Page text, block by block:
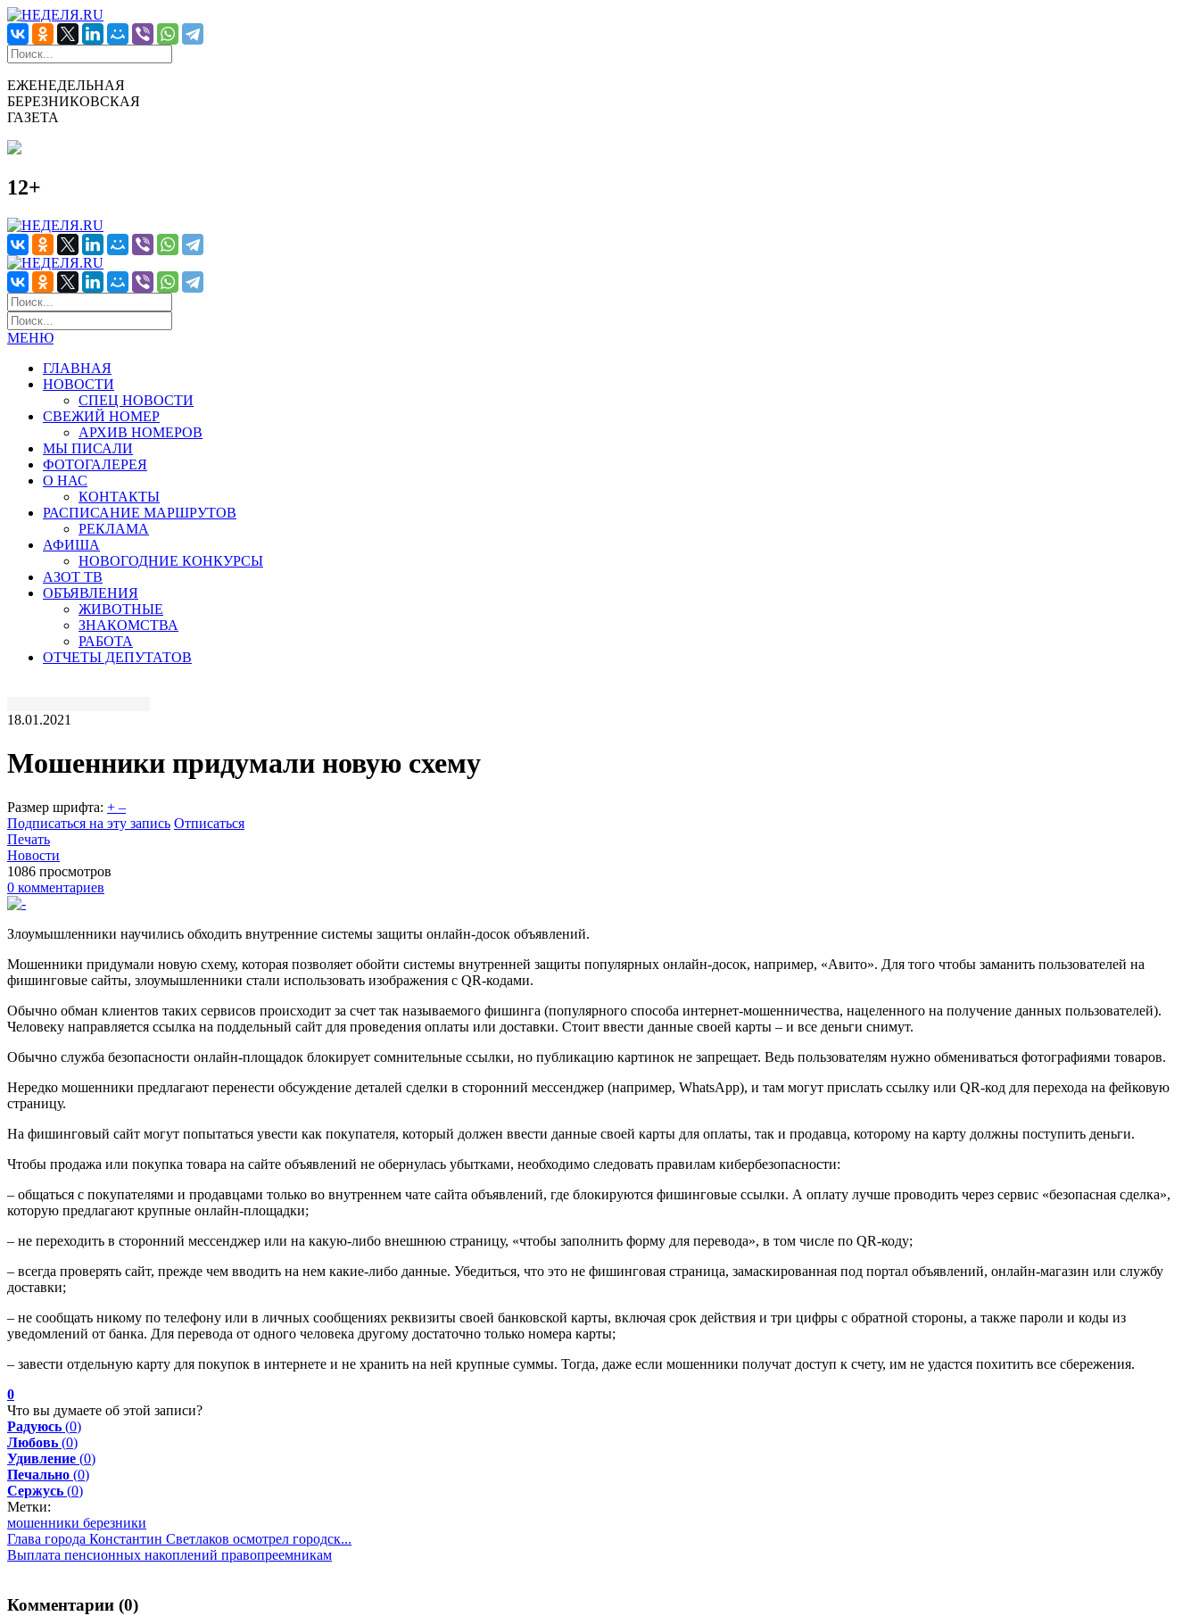
ЕЖЕНЕДЕЛЬНАЯ
БЕРЕЗНИКОВСКАЯ
ГАЗЕТА
12+
МЕНЮ
ГЛАВНАЯ
НОВОСТИ
СПЕЦ НОВОСТИ
СВЕЖИЙ НОМЕР
АРХИВ НОМЕРОВ
МЫ ПИСАЛИ
ФОТОГАЛЕРЕЯ
О НАС
КОНТАКТЫ
РАСПИСАНИЕ МАРШРУТОВ
РЕКЛАМА
АФИША
НОВОГОДНИЕ КОНКУРСЫ
АЗОТ ТВ
ОБЪЯВЛЕНИЯ
ЖИВОТНЫЕ
ЗНАКОМСТВА
РАБОТА
ОТЧЕТЫ ДЕПУТАТОВ
18.01.2021
Мошенники придумали новую схему
Размер шрифта: + –
Подписаться на эту запись Отписаться
Печать
Новости
1086 просмотров
0 комментариев
Злоумышленники научились обходить внутренние системы защиты онлайн-досок объявлений.
Мошенники придумали новую схему, которая позволяет обойти системы внутренней защиты популярных онлайн-досок, например, «Авито». Для того чтобы заманить пользователей на
фишинговые сайты, злоумышленники стали использовать изображения с QR-кодами.
Обычно обман клиентов таких сервисов происходит за счет так называемого фишинга (популярного способа интернет-мошенничества, нацеленного на получение данных пользователей).
Человеку направляется ссылка на поддельный сайт для проведения оплаты или доставки. Стоит ввести данные своей карты – и все деньги снимут.
Обычно служба безопасности онлайн-площадок блокирует сомнительные ссылки, но публикацию картинок не запрещает. Ведь пользователям нужно обмениваться фотографиями товаров.
Нередко мошенники предлагают перенести обсуждение деталей сделки в сторонний мессенджер (например, WhatsApp), и там могут прислать ссылку или QR-код для перехода на фейковую
страницу.
На фишинговый сайт могут попытаться увести как покупателя, который должен ввести данные своей карты для оплаты, так и продавца, которому на карту должны поступить деньги.
Чтобы продажа или покупка товара на сайте объявлений не обернулась убытками, необходимо следовать правилам кибербезопасности:
– общаться с покупателями и продавцами только во внутреннем чате сайта объявлений, где блокируются фишинговые ссылки. А оплату лучше проводить через сервис «безопасная сделка»,
которую предлагают крупные онлайн-площадки;
– не переходить в сторонний мессенджер или на какую-либо внешнюю страницу, «чтобы заполнить форму для перевода», в том числе по QR-коду;
– всегда проверять сайт, прежде чем вводить на нем какие-либо данные. Убедиться, что это не фишинговая страница, замаскированная под портал объявлений, онлайн-магазин или службу
доставки;
– не сообщать никому по телефону или в личных сообщениях реквизиты своей банковской карты, включая срок действия и три цифры с обратной стороны, а также пароли и коды из
уведомлений от банка. Для перевода от одного человека другому достаточно только номера карты;
– завести отдельную карту для покупок в интернете и не хранить на ней крупные суммы. Тогда, даже если мошенники получат доступ к счету, им не удастся похитить все сбережения.
0
Что вы думаете об этой записи?
Радуюсь (0)
Любовь (0)
Удивление (0)
Печально (0)
Сержусь (0)
Метки:
мошенники березники
Глава города Константин Светлаков осмотрел городск...
Выплата пенсионных накоплений правопреемникам
Комментарии (0)